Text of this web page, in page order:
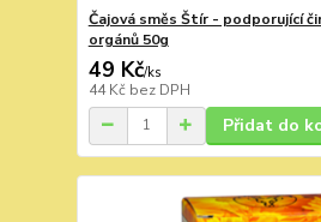
Čajová směs Štír - podporující
orgánů 50g
49 Kč/ks
44 Kč bez DPH
Přidat do